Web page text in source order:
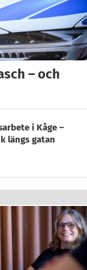
– och
i Kåge –
längs gatan